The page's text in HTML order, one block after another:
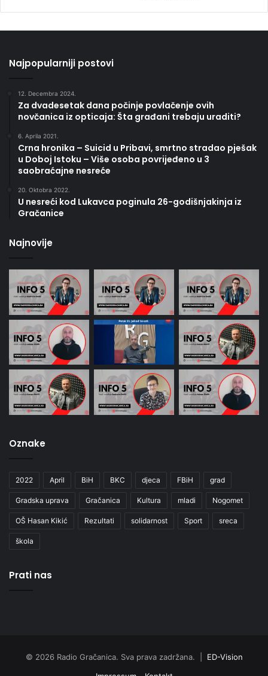
Najpopularniji postovi
12. Decembra 2024.
Za dvadesetak dana počinje povlačenje ovih
novčanica iz opticaja: Šta građani trebaju uraditi?
6. Aprila 2021.
Crna hronika – Suicid u Pribavi, smrtno stradao pješak
u Doboj Istoku – Više osoba povrijeđeno u 3
saobraćajne nesreće
20. Oktobra 2022.
U nesreći kod Lukavca poginula 26-godišnjakinja iz
Gračanice
Najnovije
Oznake
2022 April BiH BKC djeca FBiH grad
Gradska uprava Gračanica Kultura mladi Nogomet
OŠ Hasan Kikić Rezultati solidarnost Sport sreca
škola
Prati nas
© 2026 Radio Gračanica. Sva prava zadržana. | ED-Vision